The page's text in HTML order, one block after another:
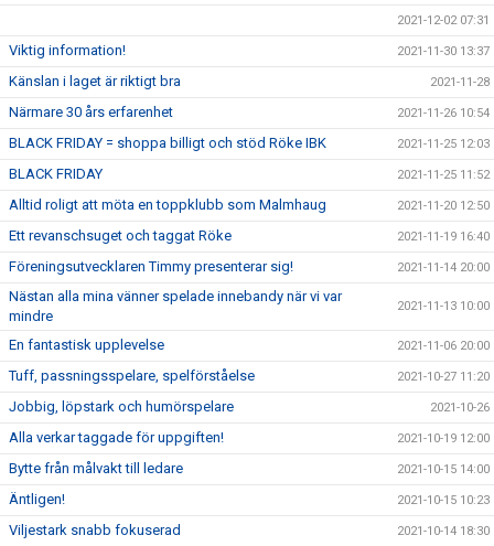
2021-12-02 07:31
Viktig information! 2021-11-30 13:37
Känslan i laget är riktigt bra 2021-11-28
Närmare 30 års erfarenhet 2021-11-26 10:54
BLACK FRIDAY = shoppa billigt och stöd Röke IBK 2021-11-25 12:03
BLACK FRIDAY 2021-11-25 11:52
Alltid roligt att möta en toppklubb som Malmhaug 2021-11-20 12:50
Ett revanschsuget och taggat Röke 2021-11-19 16:40
Föreningsutvecklaren Timmy presenterar sig! 2021-11-14 20:00
Nästan alla mina vänner spelade innebandy när vi var
mindre
2021-11-13 10:00
En fantastisk upplevelse 2021-11-06 20:00
Tuff, passningsspelare, spelförståelse 2021-10-27 11:20
Jobbig, löpstark och humörspelare 2021-10-26
Alla verkar taggade för uppgiften! 2021-10-19 12:00
Bytte från målvakt till ledare 2021-10-15 14:00
Äntligen! 2021-10-15 10:23
Viljestark snabb fokuserad 2021-10-14 18:30